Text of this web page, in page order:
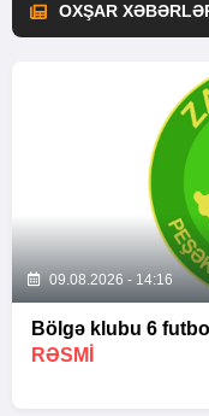
OXŞAR
09.08.2026 - 14:16
Bölgə klubu 6
RƏSMİ